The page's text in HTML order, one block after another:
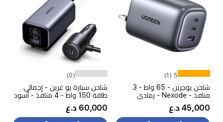
5 (1)
شاحن يوجرين - 65 واط - 3
منافذ - Nexode - رمادي
45,000 د.ع
(0)
شاحن سيارة يو غرين - إجمالي
طاقة 150 واط - 4 منافذ - أسود
60,000 د.ع